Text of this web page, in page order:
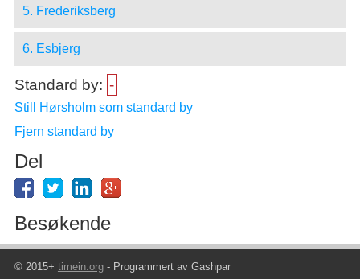
5. Frederiksberg
6. Esbjerg
Standard by: -
Still Hørsholm som standard by
Fjern standard by
Del
Besøkende
© 2015+ timein.org- Programmert av Gashpar